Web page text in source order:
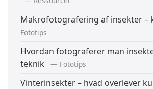
Makrofotografering af insekter –
Fototips
Hvordan fotograferer man
teknik
— Fototips
Vinterinsekter – hvad overlever